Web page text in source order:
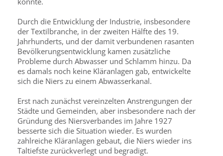
Durch die Entwicklung der Industrie, insbesondere
der Textilbranche, in der zweiten Hälfte des 19.
Jahrhunderts, und der damit verbundenen rasanten
Bevölkerungsentwicklung kamen zusätzliche
Probleme durch Abwasser und Schlamm hinzu. Da
es damals noch keine Kläranlagen gab, entwickelte
sich die Niers zu einem Abwasserkanal.
Erst nach zunächst vereinzelten Anstrengungen der
Städte und Gemeinden, aber insbesondere nach der
Gründung des Niersverbandes im Jahre 1927
besserte sich die Situation wieder. Es wurden
zahlreiche Kläranlagen gebaut, die Niers wieder ins
Taltiefste zurückverlegt und begradigt.